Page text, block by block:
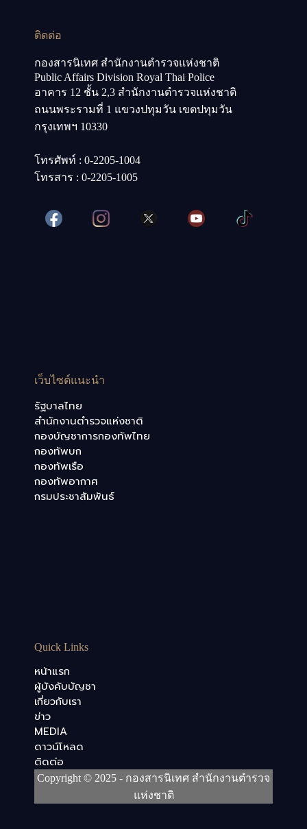
ติดต่อ
กองสารนิเทศ สำนักงานตำรวจแห่งชาติ
Public Affairs Division Royal Thai Police
อาคาร 12 ชั้น 2,3 สำนักงานตำรวจแห่งชาติ
ถนนพระรามที่ 1 แขวงปทุมวัน เขตปทุมวัน
กรุงเทพฯ 10330
โทรศัพท์ : 0-2205-1004
โทรสาร : 0-2205-1005
เว็บไซต์แนะนำ
รัฐบาลไทย
สำนักงานตำรวจแห่งชาติ
กองบัญชาการกองทัพไทย
กองทัพบก
กองทัพเรือ
กองทัพอากาศ
กรมประชาสัมพันธ์
Quick Links
หน้าแรก
ผู้บังคับบัญชา
เกี่ยวกับเรา
ข่าว
MEDIA
ดาวน์โหลด
ติดต่อ
Copyright © 2025 - กองสารนิเทศ สำนักงานตำรวจ
แห่งชาติ